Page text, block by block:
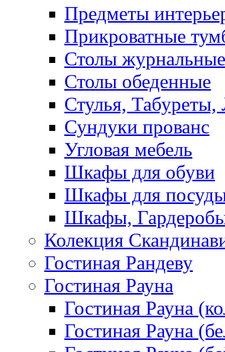
Предметы
Прикроватные
Столы журнальные
Столы обеденные
Стулья, Табуреты,
Сундуки прованс
Угловая мебель
Шкафы для обуви
Шкафы для
Шкафы,
Колекция
Гостиная Рандеву
Гостиная Рауна
Гостиная Рауна
Гостиная Рауна